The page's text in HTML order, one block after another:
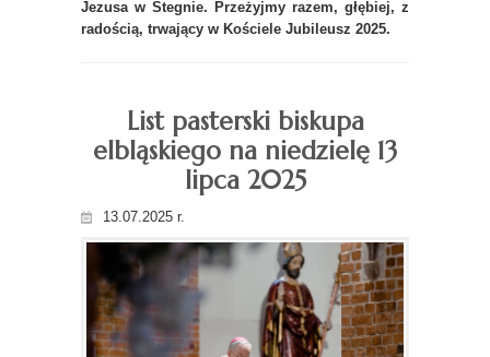
Jezusa w Stegnie. Przeżyjmy razem, głębiej, z
radością, trwający w Kościele Jubileusz 2025.
List pasterski biskupa
elbląskiego na niedzielę 13
lipca 2025
13.07.2025 r.